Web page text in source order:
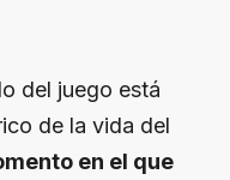
del juego está
de la vida del
en el que